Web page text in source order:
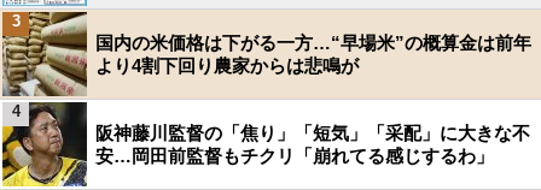
国内の米価格は下がる一方…“早場米”の概算金は前年
より4割下回り農家からは悲鳴が
3
阪神藤川監督の「焦り」「短気」「采配」に大きな不
安…岡田前監督もチクリ「崩れてる感じするわ」
4